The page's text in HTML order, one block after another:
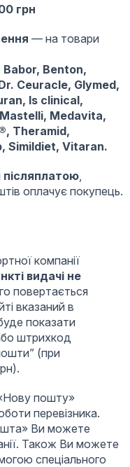
грн
— на товари
Benton,
Ceuracle, Glymed,
Is clinical,
Mastelli, Medavita,
Theramid,
Simildiet, Vitaran.
післяплатою,
оплачує покупець.
компанії
видачі не
повертається
вказаний в
показати
штрихкод
(при
пошту»
перевізника.
Ви можете
Також Ви можете
спеціального